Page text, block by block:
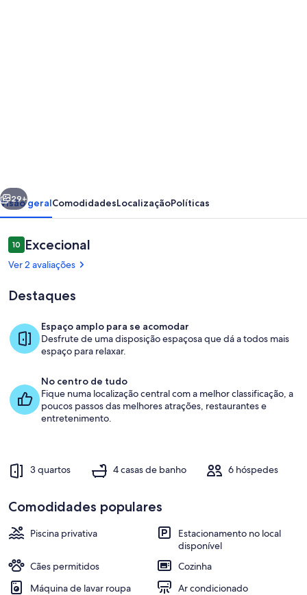
no
Centro
Povoa
Lanhoso
Interior
Seguinte
29+
Visão geralComodidadesLocalizaçãoPolíticas
Avaliações
1010 em 10
Excecional
Ver 2 avaliações
Destaques
Espaço amplo para se acomodar
Desfrute de uma disposição espaçosa que dá a todos mais
espaço para relaxar.
No centro de tudo
Fique numa localização central com a melhor classificação, a
poucos passos das melhores atrações, restaurantes e
entretenimento.
3 quartos 4 casas de banho 6 hóspedes
Comodidades populares
Piscina privativa
Estacionamento no local
disponível
Cães permitidos
Cozinha
Máquina de lavar roupa
Ar condicionado